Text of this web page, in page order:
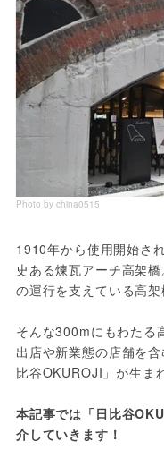
Photo by china0515
1910年から使用開始さ
史ある煉瓦アーチ高架
の運行を支えている高架
そんな300mにもわたる
出店や新業態の店舗を
比谷OKUROJI」が生ま
本記事では「日比谷
介していきます！